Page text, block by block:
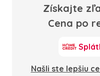
Získajte
Cena po
Našli ste lepšiu